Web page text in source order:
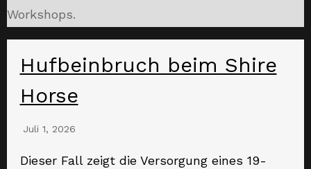
Workshops.
Hufbeinbruch beim Shire
Horse
Juli 1, 2026
Dieser Fall zeigt die Versorgung eines 19-